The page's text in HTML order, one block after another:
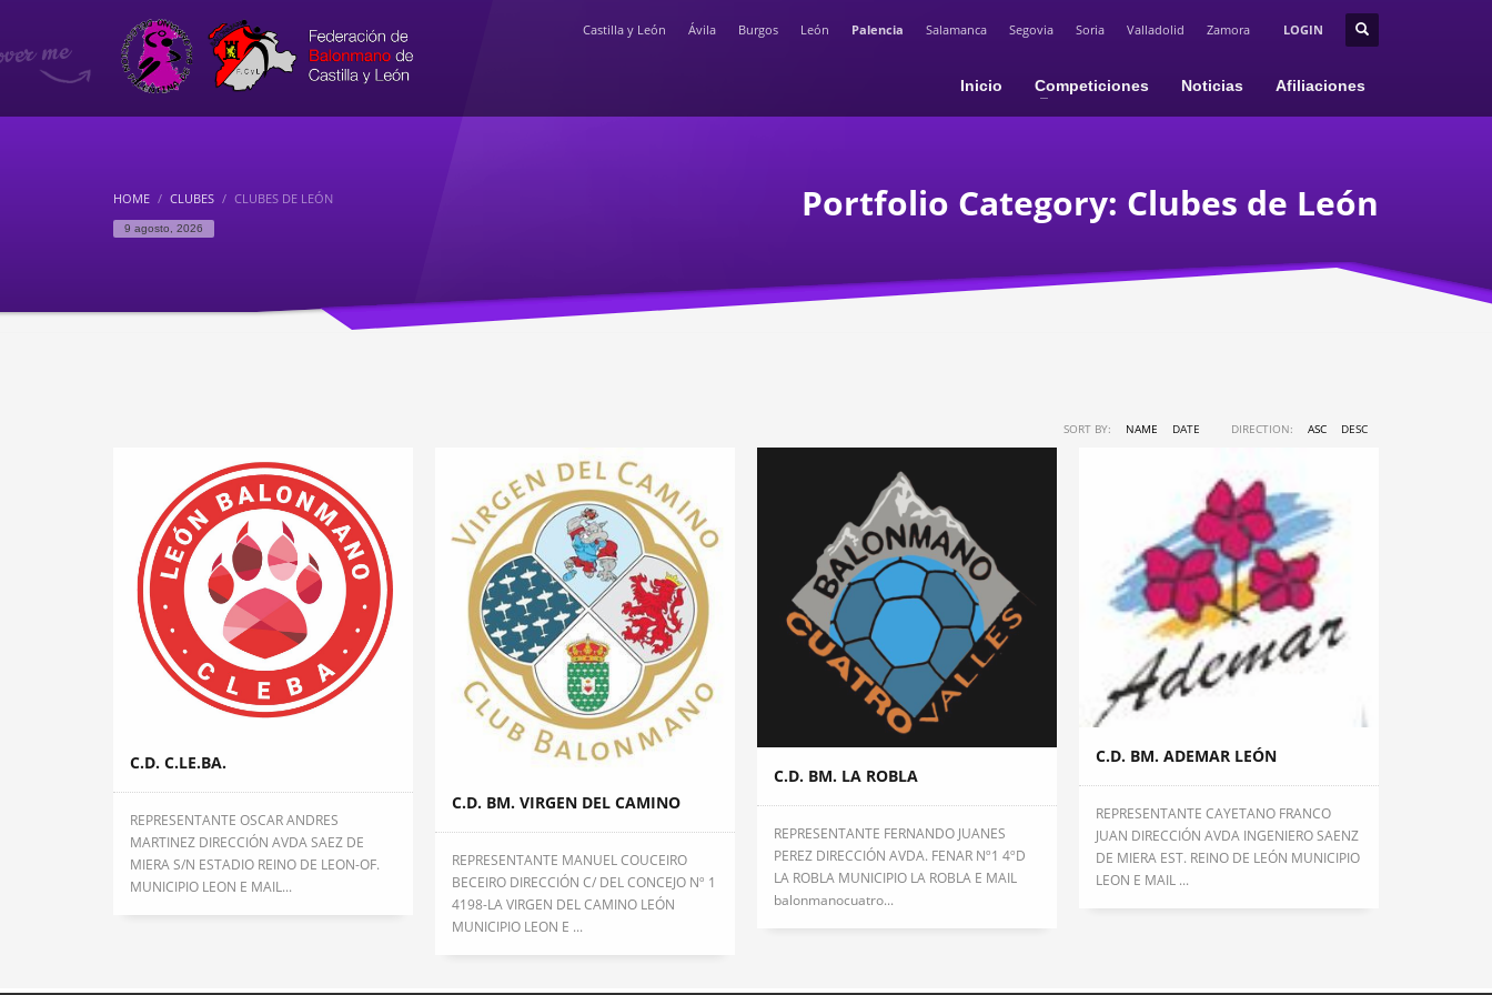
Castilla y León Ávila Burgos León Palencia Salamanca Segovia Soria Valladolid Zamora LOGIN
Inicio Competiciones Noticias Afiliaciones
HOME CLUBES CLUBES DE LEÓN
9 agosto, 2026
Portfolio Category: Clubes de León
SORT BY: NAME DATE DIRECTION: ASC DESC
C.D. C.LE.BA.
REPRESENTANTE OSCAR ANDRES
MARTINEZ DIRECCIÓN AVDA SAEZ DE
MIERA S/N ESTADIO REINO DE LEON-OF.
MUNICIPIO LEON E MAIL...
C.D. BM. VIRGEN DEL CAMINO
REPRESENTANTE MANUEL COUCEIRO
BECEIRO DIRECCIÓN C/ DEL CONCEJO Nº 1
4198-LA VIRGEN DEL CAMINO LEÓN
MUNICIPIO LEON E ...
C.D. BM. LA ROBLA
REPRESENTANTE FERNANDO JUANES
PEREZ DIRECCIÓN AVDA. FENAR Nº1 4ºD
LA ROBLA MUNICIPIO LA ROBLA E MAIL
balonmanocuatro...
C.D. BM. ADEMAR LEÓN
REPRESENTANTE CAYETANO FRANCO
JUAN DIRECCIÓN AVDA INGENIERO SAENZ
DE MIERA EST. REINO DE LEÓN MUNICIPIO
LEON E MAIL ...